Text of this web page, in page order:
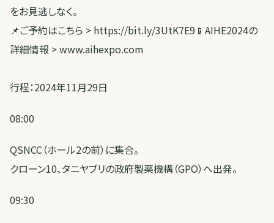
をお見逃しなく。
📌ご予約はこちら > https://bit.ly/3UtK7E9📱AIHE2024の
詳細情報 > www.aihexpo.com
行程：2024年11月29日
08:00
QSNCC（ホール2の前）に集合。
クローン10、タニヤブリの政府製薬機構（GPO）へ出発。
09:30